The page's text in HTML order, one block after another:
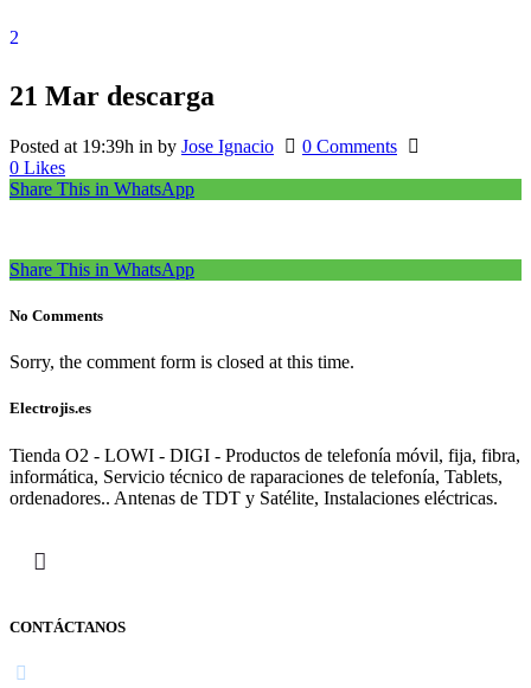
21 Mar descarga
Posted at 19:39h in by Jose Ignacio
0 Comments
0 Likes
Share This in WhatsApp
Share This in WhatsApp
No Comments
Sorry, the comment form is closed at this time.
Electrojis.es
Tienda O2 - LOWI - DIGI - Productos de telefonía móvil, fija, fibra,
informática, Servicio técnico de raparaciones de telefonía, Tablets,
ordenadores.. Antenas de TDT y Satélite, Instalaciones eléctricas.
CONTÁCTANOS